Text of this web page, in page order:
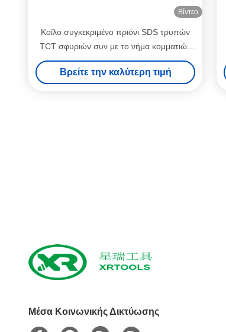
Βίντεο
Κοίλο συγκεκριμένο πριόνι SDS τρυπών
TCT σφυριών συν με το νήμα κομματιών
τρυπανιών πυρήνων M22
Βρείτε την καλύτερη τιμή
Μέσα Κοινωνικής Δικτύωσης